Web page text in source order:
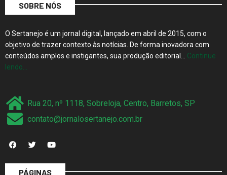
SOBRE NÓS
O Sertanejo é um jornal digital, lançado em abril de 2015, com o
objetivo de trazer contexto às notícias. De forma inovadora com
conteúdos amplos e instigantes, sua produção editorial… Continue
lendo…
Rua 20, nº 1118, Sobreloja, Centro, Barretos, SP
contato@jornalosertanejo.com.br
PÁGINAS